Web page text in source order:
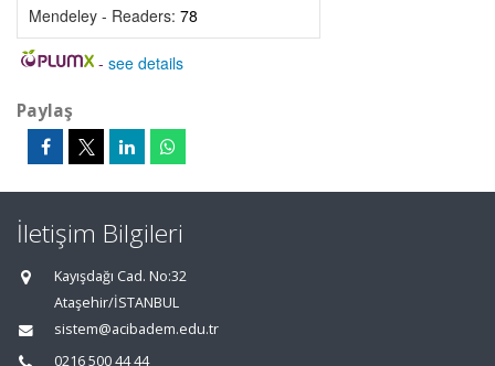
Mendeley - Readers: 78
- see details
Paylaş
İletişim Bilgileri
Kayışdağı Cad. No:32
Ataşehir/İSTANBUL
sistem@acibadem.edu.tr
0216 500 44 44